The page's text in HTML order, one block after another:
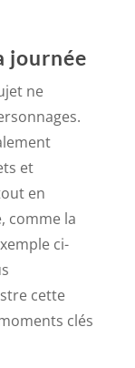
journée
ne
et
en
comme la
ci-
cette
clés